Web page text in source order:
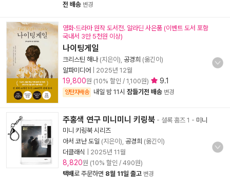
전 배송 변경
영화·드라마 원작 도서전. 알라딘 사은품 (이벤트 도서 포함
국내서 3만 5천원 이상)
나이팅게일
크리스틴 해나(지은이), 공경희 (옮긴이)
알파미디어
2025년 12월
19,800원 (10% 할인 / 1,100원) 9.1
양탄자배송 내일 밤 11시 잠들기전 배송 변경
주홍색 연구 미니미니 키링북 - 셜록 홈즈 1 - 미니
미니 키링북 시리즈
아서 코난 도일 (지은이), 공경희 (옮긴이)
더클래식
2025년 11월
8,820원 (10% 할인 / 490원)
택배로 주문하면 8월 11일 출고 변경